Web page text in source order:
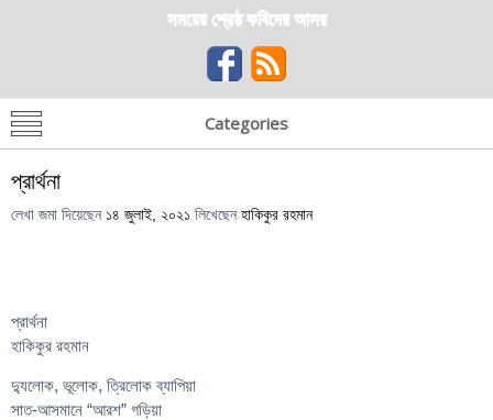
সময়ের শ্রেষ্ঠ কবিদের আসর
Categories
প্রার্থনা
লেখা জমা দিয়েছেন ১৪ জুলাই, ২০২১ লিখেছেন হাকিকুর রহমান
প্রার্থনা
হাকিকুর রহমান
দ্যুলোক, ভূলোক, ত্রিলোক ব্যাপিয়া
সাত-আসমানে “আরশ” গড়িয়া